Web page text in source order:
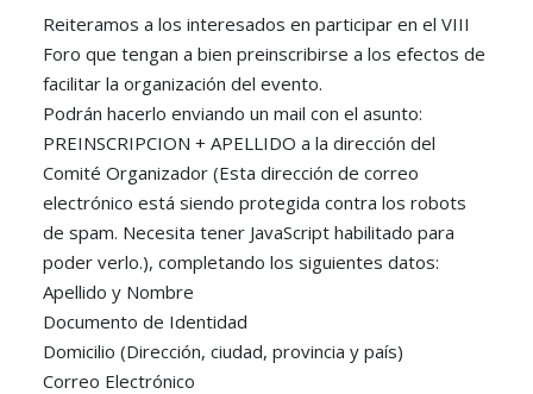
Reiteramos a los interesados en participar en el VIII
Foro que tengan a bien preinscribirse a los efectos de
facilitar la organización del evento.
Podrán hacerlo enviando un mail con el asunto:
PREINSCRIPCION + APELLIDO a la dirección del
Comité Organizador (Esta dirección de correo
electrónico está siendo protegida contra los robots
de spam. Necesita tener JavaScript habilitado para
poder verlo.), completando los siguientes datos:
Apellido y Nombre
Documento de Identidad
Domicilio (Dirección, ciudad, provincia y país)
Correo Electrónico